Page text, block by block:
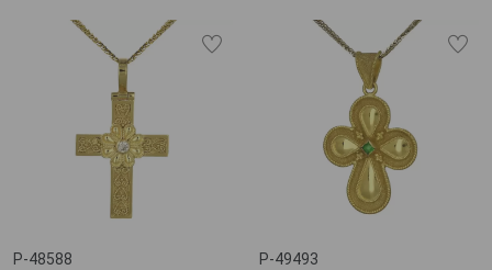
P-48588 P-49493